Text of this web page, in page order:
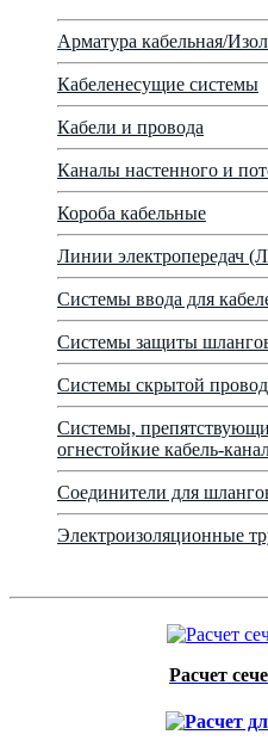
Арматура кабельная/
Кабеленесущие системы
Кабели и провода
Каналы настенного и
Короба кабельные
Линии электропередач
Системы ввода для
Системы защиты
Системы скрытой
Системы,
огнестойкие кабель-
Соединители для
Электроизоляционные
Расчет